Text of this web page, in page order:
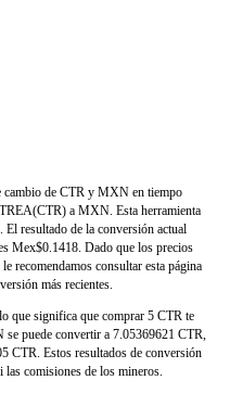
cambio de CTR y MXN en tiempo
a MXN. Esta herramienta
resultado de la conversión actual
Mex$0.1418. Dado que los precios
recomendamos consultar esta página
más recientes.
que significa que comprar 5 CTR te
puede convertir a 7.05369621 CTR,
CTR. Estos resultados de conversión
comisiones de los mineros.